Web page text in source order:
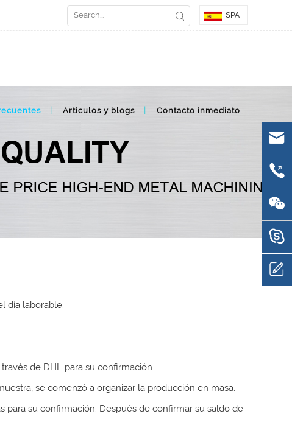
SPA
Artículos y blogs Contacto inmediato
día laborable.
de DHL para su confirmación
se comenzó a organizar la producción en masa.
su confirmación. Después de confirmar su saldo de